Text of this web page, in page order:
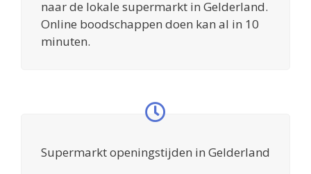
naar de lokale supermarkt in Gelderland.
Online boodschappen doen kan al in 10
minuten.
Supermarkt openingstijden in Gelderland